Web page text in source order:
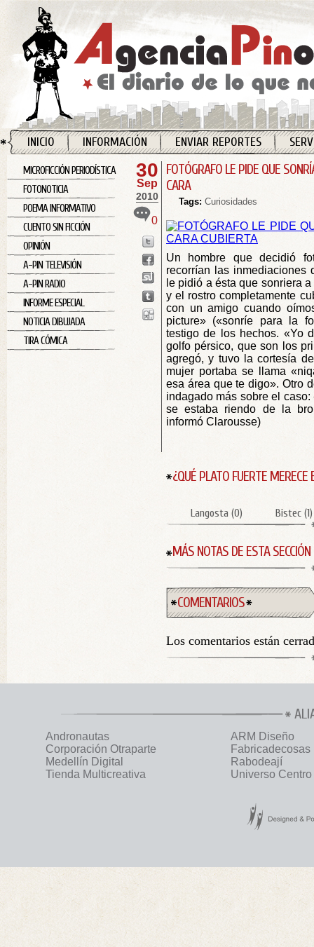
INICIO INFORMACIÓN ENVIAR REPORTES
MICROFICCIÓN PERIODÍSTICA
FOTONOTICIA
POEMA INFORMATIVO
CUENTO SIN FICCIÓN
OPINIÓN
A-PIN TELEVISIÓN
A-PIN RADIO
INFORME ESPECIAL
NOTICIA DIBUJADA
TIRA CÓMICA
30
Sep
2010
0
FOTÓGRAFO LE PIDE QUE
CARA
Tags: Curiosidades
Un hombre que decidió
recorrían las inmediaciones
le pidió a ésta que sonriera
y el rostro completamente
con un amigo cuando
picture» («sonríe para la
testigo de los hechos. «Yo
golfo pérsico, que son los
agregó, y tuvo la cortesía
mujer portaba se llama
esa área que te digo». Otro
indagado más sobre el
se estaba riendo de la
informó Clarousse)
¿QUÉ PLATO FUERTE MERECE
Langosta (0) Bistec (1)
MÁS NOTAS DE ESTA SECCIÓN
COMENTARIOS
Los comentarios están
Andronautas
ARM Diseño
Corporación Otraparte
Fabricadecosas
Medellín Digital
Rabodeají
Tienda Multicreativa
Universo Centro